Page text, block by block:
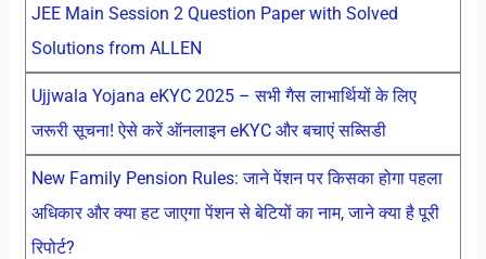
JEE Main Session 2 Question Paper with Solved
Solutions from ALLEN
Ujjwala Yojana eKYC 2025 – सभी गैस लाभार्थियों के लिए
जरूरी सूचना! ऐसे करें ऑनलाइन eKYC और बचाएं सब्सिडी
New Family Pension Rules: जाने पेंशन पर किसका होगा पहला
अधिकार और क्या हट जाएगा पेंशन से बेटियों का नाम, जाने क्या है पूरी
रिपोर्ट?